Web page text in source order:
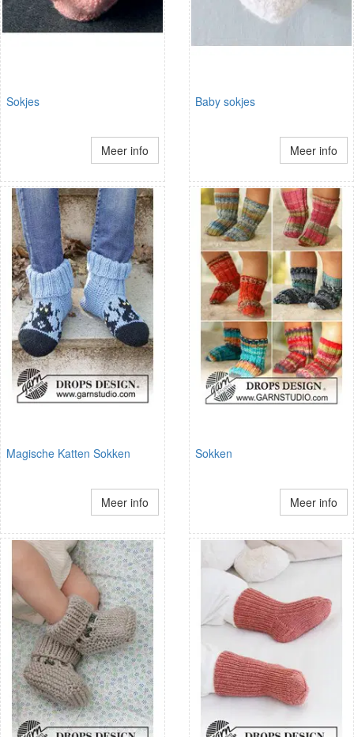
Sokjes
Meer info
Baby sokjes
Meer info
Magische Katten Sokken
Meer info
Sokken
Meer info